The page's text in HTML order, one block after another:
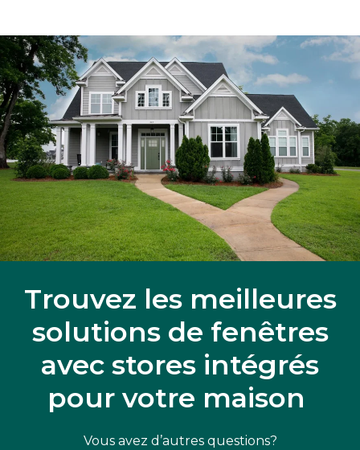
Trouvez les meilleures
solutions de fenêtres
avec stores intégrés
pour votre maison
Vous avez d’autres questions?